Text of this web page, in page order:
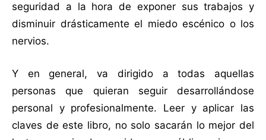
seguridad a la hora de exponer sus trabajos y
disminuir drásticamente el miedo escénico o los
nervios.
Y en general, va dirigido a todas aquellas
personas que quieran seguir desarrollándose
personal y profesionalmente. Leer y aplicar las
claves de este libro, no solo sacarán lo mejor del